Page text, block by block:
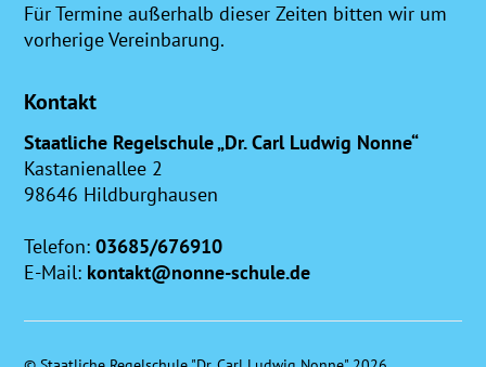
Für Termine außerhalb dieser Zeiten bitten wir um
vorherige Vereinbarung.
Kontakt
Staatliche Regelschule „Dr. Carl Ludwig Nonne“
Kastanienallee 2
98646 Hildburghausen
Telefon:03685/676910
E-Mail: kontakt@nonne-schule.de